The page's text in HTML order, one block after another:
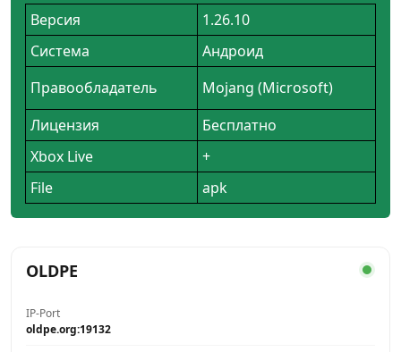
Версия
1.26.10
Система
Андроид
Правообладатель
Mojang (Microsoft)
Лицензия
Бесплатно
Xbox Live
+
File
apk
OLDPE
IP-Port
oldpe.org:19132